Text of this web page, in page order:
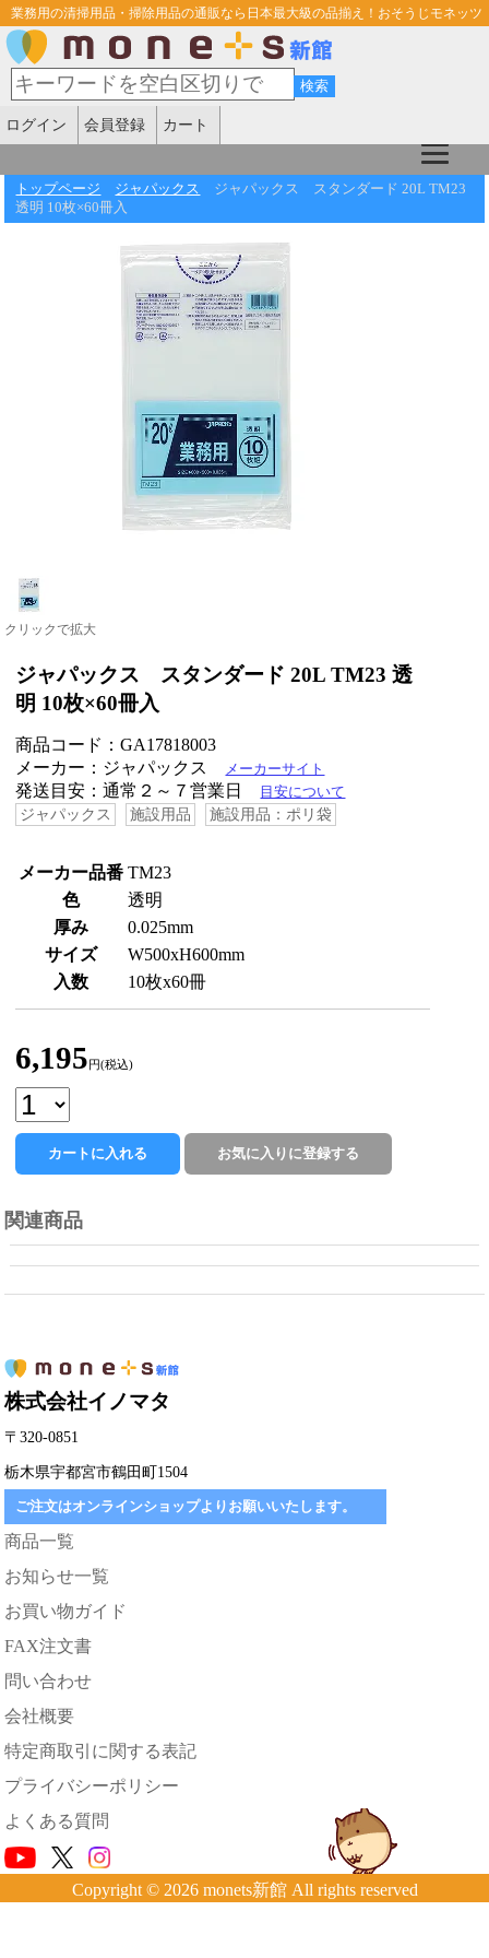
業務用の清掃用品・掃除用品の通販なら日本最大級の品揃え！おそうじモネッツ
ログイン 会員登録 カート
トップページ ジャパックス
ジャパックス スタンダード 20L TM23
透明 10枚×60冊入
クリックで拡大
ジャパックス スタンダード 20L TM23 透
明 10枚×60冊入
商品コード：GA17818003
メーカー：ジャパックス
メーカーサイト
発送目安：通常２～７営業日 目安について
ジャパックス 施設用品 施設用品：ポリ袋
メーカー品番 TM23
色
透明
厚み
0.025mm
サイズ
W500xH600mm
入数
10枚x60冊
6,195 円(税込)
関連商品
株式会社イノマタ
〒320-0851
栃木県宇都宮市鶴田町1504
ご注文はオンラインショップよりお願いいたします。
商品一覧
お知らせ一覧
お買い物ガイド
FAX注文書
問い合わせ
会社概要
特定商取引に関する表記
プライバシーポリシー
よくある質問
Copyright © 2026 monets新館 All rights reserved